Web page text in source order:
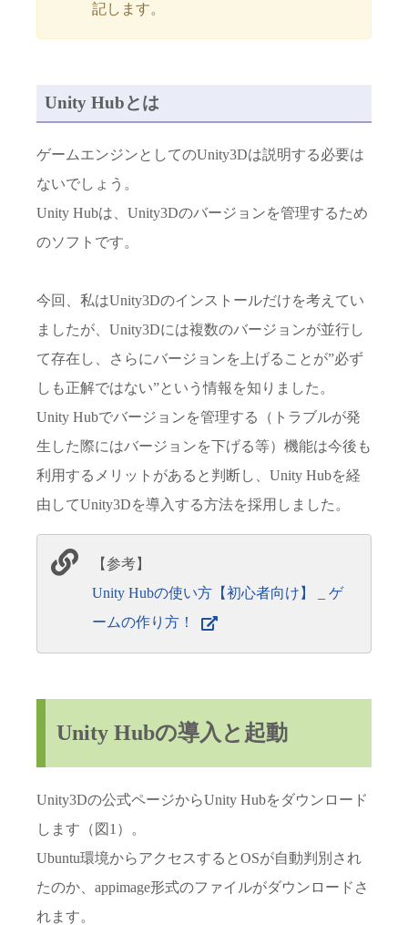
記します。
Unity Hubとは
ゲームエンジンとしてのUnity3Dは説明する必要は
ないでしょう。
Unity Hubは、Unity3Dのバージョンを管理するため
のソフトです。
今回、私はUnity3Dのインストールだけを考えてい
ましたが、Unity3Dには複数のバージョンが並行し
て存在し、さらにバージョンを上げることが”必ず
しも正解ではない”という情報を知りました。
Unity Hubでバージョンを管理する（トラブルが発
生した際にはバージョンを下げる等）機能は今後も
利用するメリットがあると判断し、Unity Hubを経
由してUnity3Dを導入する方法を採用しました。
【参考】
Unity Hubの使い方【初心者向け】 _ ゲ
ームの作り方！
Unity Hubの導入と起動
Unity3Dの公式ページからUnity Hubをダウンロード
します（図1）。
Ubuntu環境からアクセスするとOSが自動判別され
たのか、appimage形式のファイルがダウンロードさ
れます。